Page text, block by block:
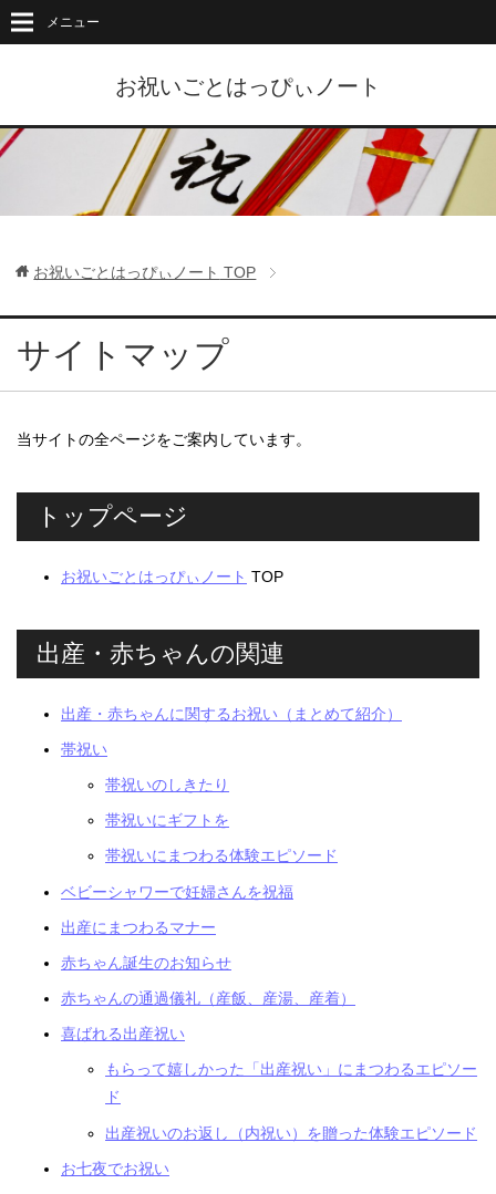
お祝いごとはっぴぃノート
メニュー
お祝いごとはっぴぃノート TOP
サイトマップ
当サイトの全ページをご案内しています。
トップページ
お祝いごとはっぴぃノート TOP
出産・赤ちゃんの関連
出産・赤ちゃんに関するお祝い（まとめて紹介）
帯祝い
帯祝いのしきたり
帯祝いにギフトを
帯祝いにまつわる体験エピソード
ベビーシャワーで妊婦さんを祝福
出産にまつわるマナー
赤ちゃん誕生のお知らせ
赤ちゃんの通過儀礼（産飯、産湯、産着）
喜ばれる出産祝い
もらって嬉しかった「出産祝い」にまつわるエピソー
ド
出産祝いのお返し（内祝い）を贈った体験エピソード
お七夜でお祝い